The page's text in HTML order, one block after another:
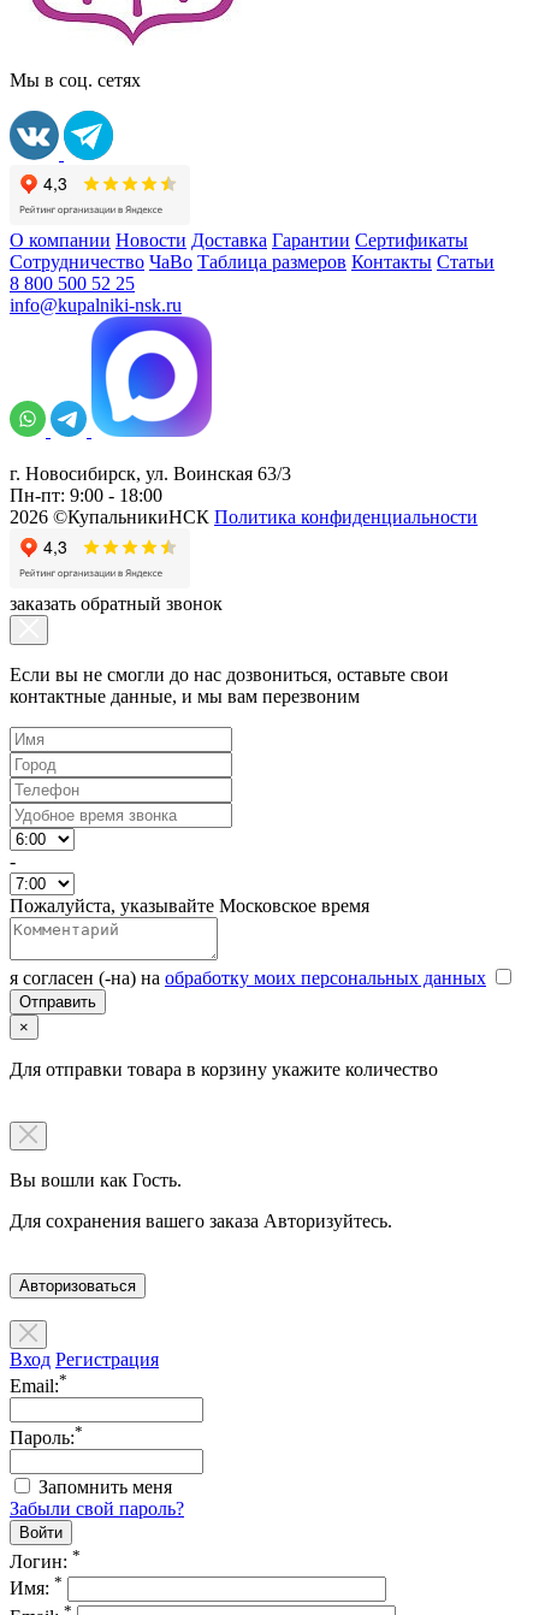
Мы в соц. сетях
О компании Новости Доставка Гарантии Сертификаты
Сотрудничество ЧаВо Таблица размеров Контакты Статьи
8 800 500 52 25
info@kupalniki-nsk.ru
г. Новосибирск, ул. Воинская 63/3
Пн-пт: 9:00 - 18:00
2026 ©КупальникиНСК Политика конфиденциальности
заказать обратный звонок
Если вы не смогли до нас дозвониться, оставьте свои
контактные данные, и мы вам перезвоним
-
Пожалуйста, указывайте Московское время
я согласен (-на) на обработку моих персональных данных
×
Для отправки товара в корзину укажите количество
Вы вошли как Гость.
Для сохранения вашего заказа Авторизуйтесь.
Авторизоваться
Вход Регистрация
Email:*
Пароль:*
Запомнить меня
Забыли свой пароль?
Логин: *
Имя: *
*